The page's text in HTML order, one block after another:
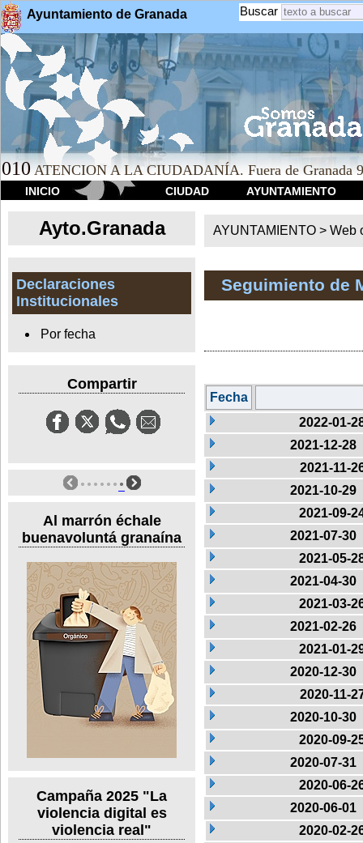
Ayuntamiento de Granada Buscar
010 ATENCION A LA CIUDADANÍA. Fuera de Granada
INICIO CIUDAD AYUNTAMIENTO
Ayto.Granada
Declaraciones
Institucionales
Por fecha
Compartir
Al marrón échale
buenavoluntá granaína
Campaña 2025 "La
violencia digital es
violencia real"
AYUNTAMIENTO > Web
Seguimiento de
Fecha
2022-01-
2021-12-28
2021-11-
2021-10-29
2021-09-
2021-07-30
2021-05-
2021-04-30
2021-03-
2021-02-26
2021-01-
2020-12-30
2020-11-
2020-10-30
2020-09-
2020-07-31
2020-06-
2020-06-01
2020-02-